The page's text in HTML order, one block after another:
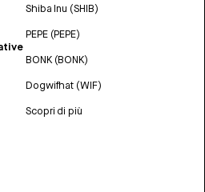
Shiba Inu (SHIB)
PEPE (PEPE)
BONK (BONK)
Dogwifhat (WIF)
Scopri di più